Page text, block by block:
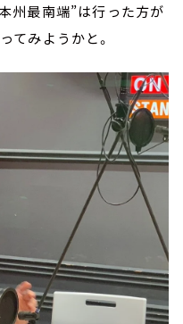
州最南端”は行った方が
てみようかと。